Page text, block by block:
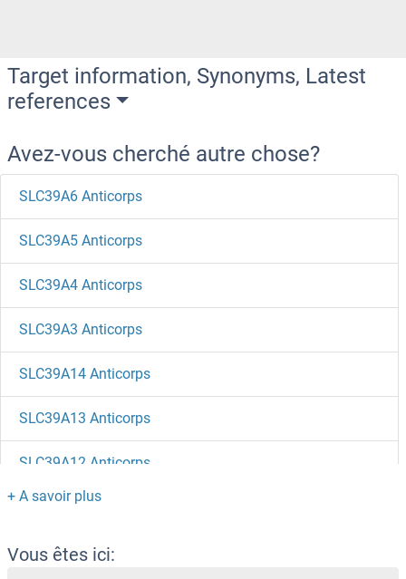
Target information, Synonyms, Latest
references
Avez-vous cherché autre chose?
SLC39A6 Anticorps
SLC39A5 Anticorps
SLC39A4 Anticorps
SLC39A3 Anticorps
SLC39A14 Anticorps
SLC39A13 Anticorps
SLC39A12 Anticorps
SLC39A11 Anticorps
SLC39A10 Anticorps
Vous êtes ici: